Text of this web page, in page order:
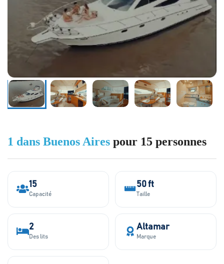
1 dans Buenos Aires pour 15 personnes
15
Capacité
50 ft
Taille
2
Des lits
Altamar
Marque